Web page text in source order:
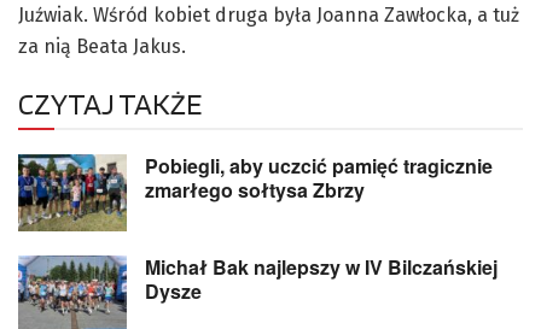
Juźwiak. Wśród kobiet druga była Joanna Zawłocka, a tuż
za nią Beata Jakus.
CZYTAJ TAKŻE
Pobiegli, aby uczcić pamięć tragicznie
zmarłego sołtysa Zbrzy
Michał Bak najlepszy w IV Bilczańskiej
Dysze